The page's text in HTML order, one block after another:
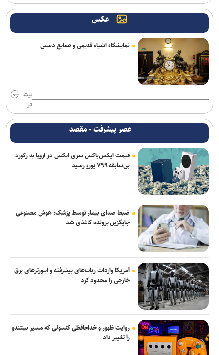
عکس
نمایشگاه اشیاء قدیمی و صنایع دستی
بیش
تر
عصر پیشرفت - مقصد
قیمت ایکس‌باکس سری ایکس در اروپا به رکورد
بی‌سابقه ۷۹۹ یورو رسید
ضبط صدای بیمار توسط پزشک؛ هوش مصنوعی
جایگزین پرونده کاغذی شد
آمریکا واردات ربات‌های پیشرفته و اینورترهای برق
خارجی را محدود کرد
روایت ظهور و خداحافظی کنسولی که مسیر نینتندو
را تغییر داد